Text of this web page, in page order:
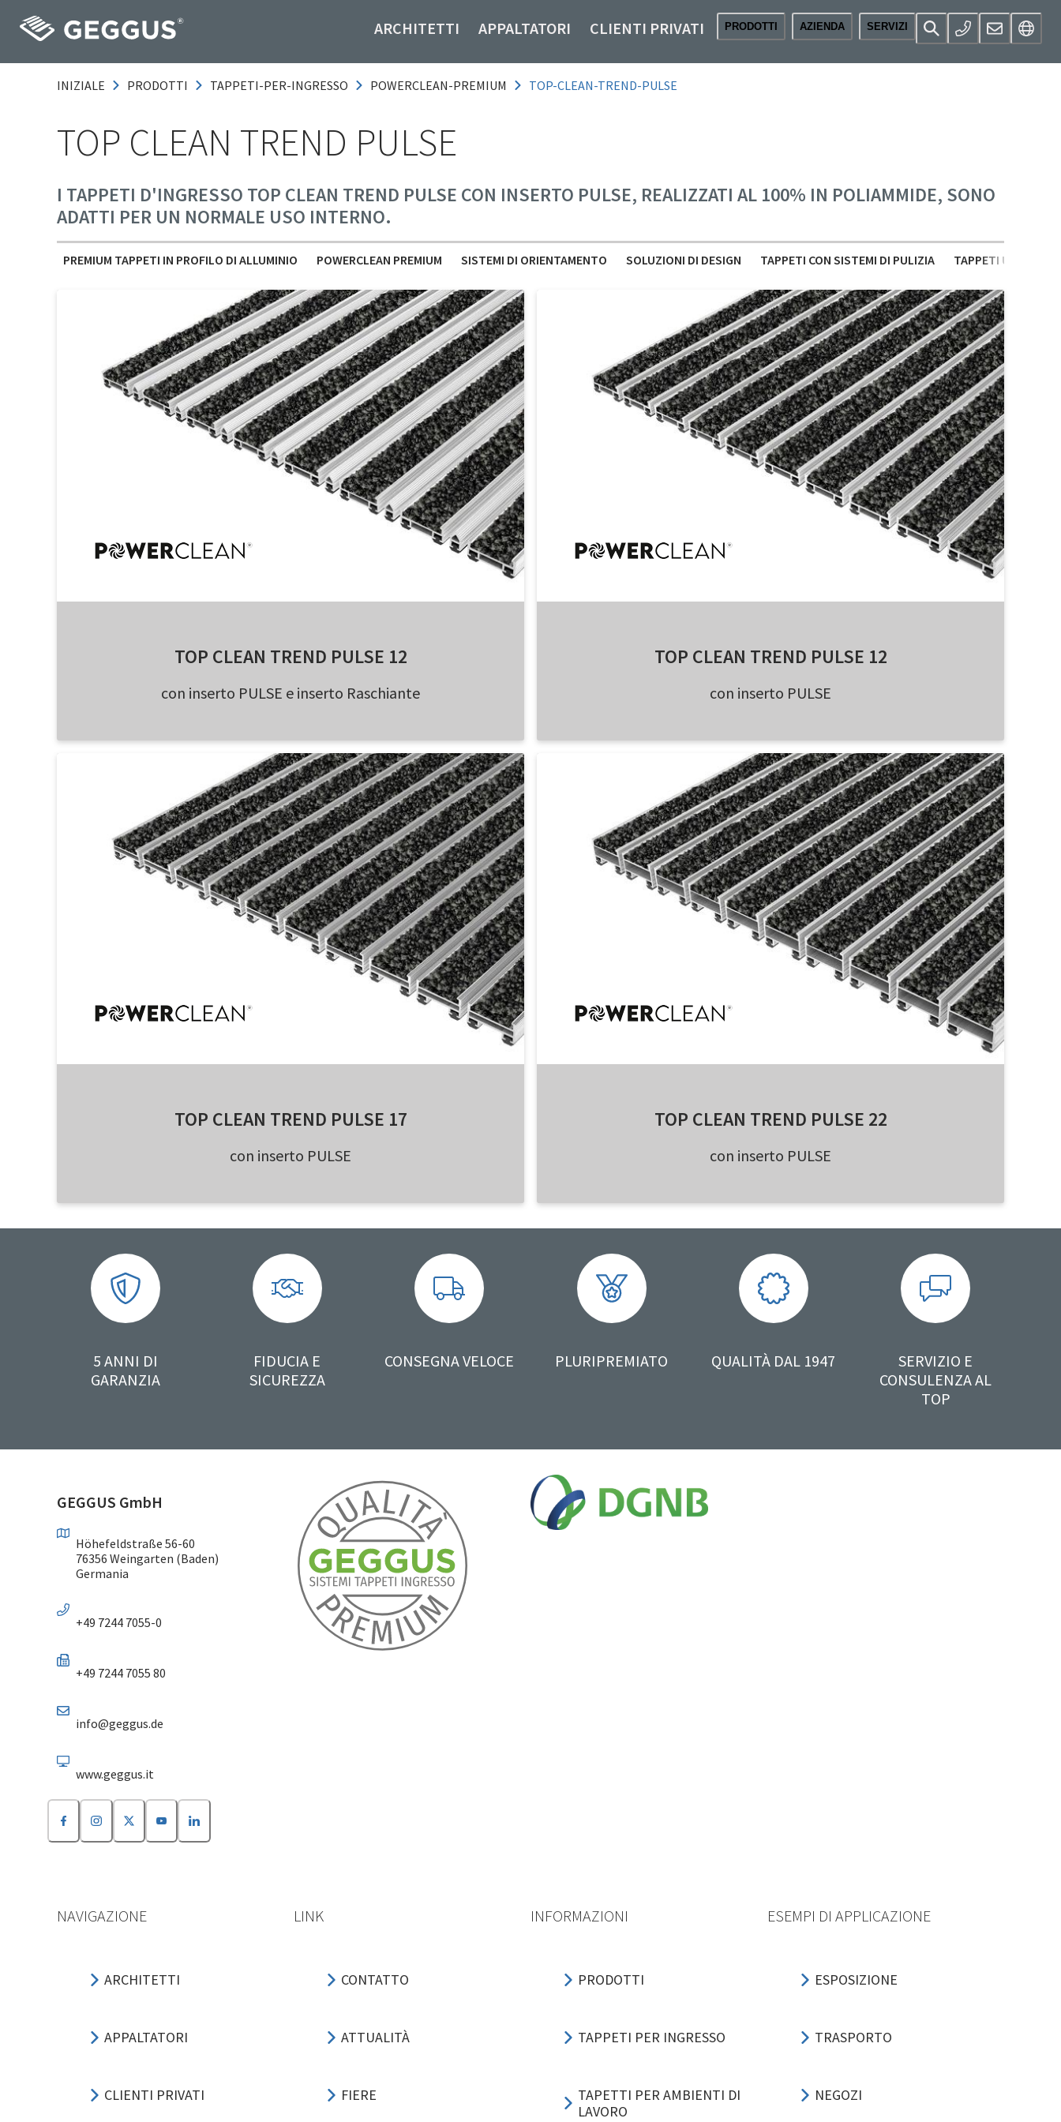
ARCHITETTI APPALTATORI CLIENTI PRIVATI PRODOTTI AZIENDA SERVIZI
INIZIALE PRODOTTI TAPPETI-PER-INGRESSO POWERCLEAN-PREMIUM TOP-CLEAN-TREND-PULSE
TOP CLEAN TREND PULSE
I TAPPETI D'INGRESSO TOP CLEAN TREND PULSE CON INSERTO PULSE, REALIZZATI AL 100% IN POLIAMMIDE, SONO
ADATTI PER UN NORMALE USO INTERNO.
PREMIUM TAPPETI IN PROFILO DI ALLUMINIO POWERCLEAN PREMIUM SISTEMI DI ORIENTAMENTO SOLUZIONI DI DESIGN TAPPETI CON SISTEMI DI PULIZIA TAPPETI
TOP CLEAN TREND PULSE 12
con inserto PULSE e inserto Raschiante
TOP CLEAN TREND PULSE 12
con inserto PULSE
TOP CLEAN TREND PULSE 17
con inserto PULSE
TOP CLEAN TREND PULSE 22
con inserto PULSE
5 ANNI DI
GARANZIA
FIDUCIA E
SICUREZZA
CONSEGNA VELOCE PLURIPREMIATO QUALITÀ DAL 1947
SERVIZIO E
CONSULENZA AL
TOP
GEGGUS GmbH
Höhefeldstraße 56-60
76356 Weingarten (Baden)
Germania
+49 7244 7055-0
+49 7244 7055 80
info@geggus.de
www.geggus.it
NAVIGAZIONE
ARCHITETTI
APPALTATORI
CLIENTI PRIVATI
LINK
CONTATTO
ATTUALITÀ
FIERE
INFORMAZIONI
PRODOTTI
TAPPETI PER INGRESSO
TAPETTI PER AMBIENTI DI
LAVORO
ESEMPI DI APPLICAZIONE
ESPOSIZIONE
TRASPORTO
NEGOZI